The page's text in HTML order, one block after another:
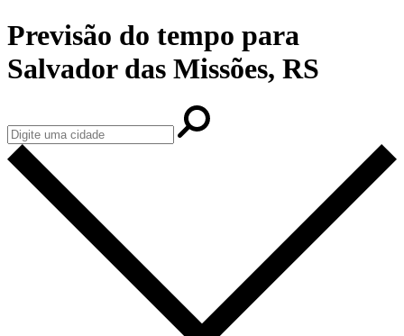
Previsão do tempo para
Salvador das Missões, RS